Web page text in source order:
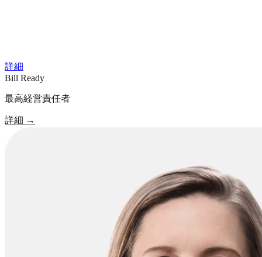
詳細
Bill Ready
最高経営責任者
詳細 →